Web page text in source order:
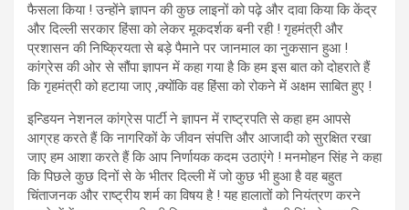
फैसला किया ! उन्होंने ज्ञापन की कुछ लाइनों को पढ़े और दावा किया कि केंद्र
और दिल्ली सरकार हिंसा को लेकर मूकदर्शक बनी रही ! गृहमंत्री और
प्रशासन की निष्क्रियता से बड़े पैमाने पर जानमाल का नुकसान हुआ !
कांग्रेस की ओर से सौंपा ज्ञापन में कहा गया है कि हम इस बात को दोहराते हैं
कि गृहमंत्री को हटाया जाए ,क्योंकि वह हिंसा को रोकने में अक्षम साबित हुए !
इन्डियन नेशनल कांग्रेस पार्टी ने ज्ञापन में राष्ट्रपति से कहा हम आपसे
आग्रह करते हैं कि नागरिकों के जीवन संपत्ति और आजादी को सुरक्षित रखा
जाए हम आशा करते हैं कि आप निर्णायक कदम उठाएंगे ! मनमोहन सिंह ने कहा
कि पिछले कुछ दिनों से के भीतर दिल्ली में जो कुछ भी हुआ है वह बहुत
चिंताजनक और राष्ट्रीय शर्म का विषय है ! यह हालातों को नियंत्रण करने